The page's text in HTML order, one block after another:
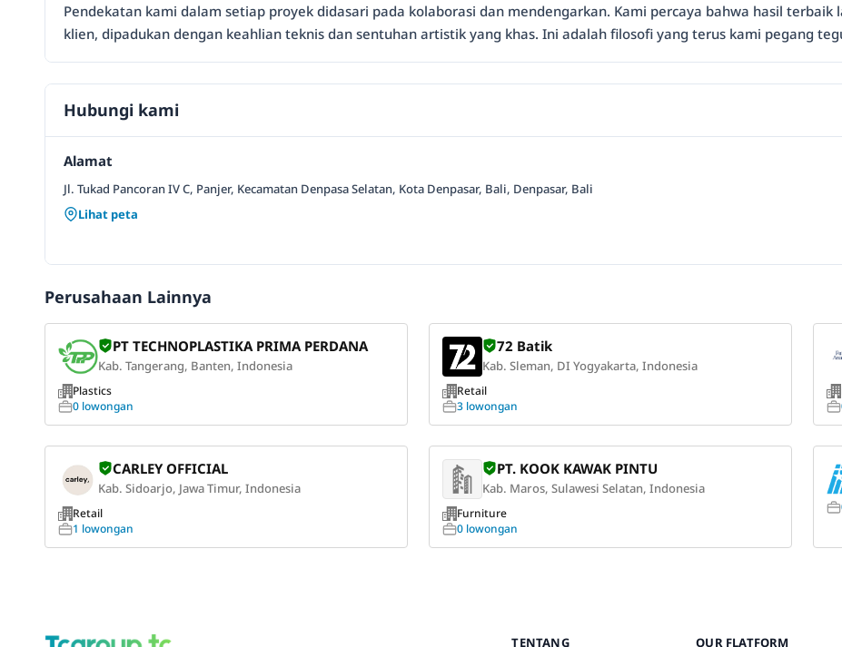
Pendekatan kami dalam setiap proyek didasari pada kolaborasi dan mendengarkan. Kami percaya bahwa hasil
klien, dipadukan dengan keahlian teknis dan sentuhan artistik yang khas. Ini adalah filosofi yang terus kami pegang
Hubungi kami
Alamat
Jl. Tukad Pancoran IV C, Panjer, Kecamatan Denpasa Selatan, Kota Denpasar, Bali, Denpasar, Bali
Lihat peta
Perusahaan Lainnya
PT TECHNOPLASTIKA PRIMA PERDANA
Kab. Tangerang, Banten, Indonesia
Plastics
0 lowongan
72 Batik
Kab. Sleman, DI Yogyakarta, Indonesia
Retail
3 lowongan
CARLEY OFFICIAL
Kab. Sidoarjo, Jawa Timur, Indonesia
Retail
1 lowongan
PT. KOOK KAWAK PINTU
Kab. Maros, Sulawesi Selatan, Indonesia
Furniture
0 lowongan
TENTANG OUR FLATFORM